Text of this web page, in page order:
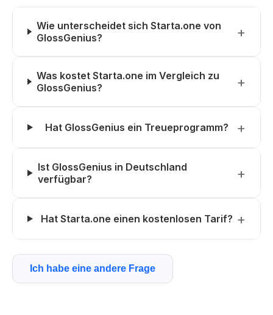
Wie unterscheidet sich Starta.one von
GlossGenius?
Was kostet Starta.one im Vergleich zu
GlossGenius?
Hat GlossGenius ein Treueprogramm?
Ist GlossGenius in Deutschland
verfügbar?
Hat Starta.one einen kostenlosen Tarif?
Ich habe eine andere Frage